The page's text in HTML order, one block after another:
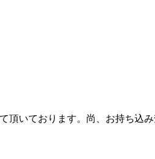
頂いております。尚、お持ち込